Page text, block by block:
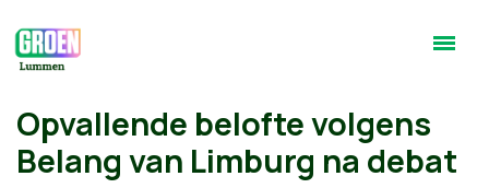
Opvallende belofte volgens
Belang van Limburg na debat